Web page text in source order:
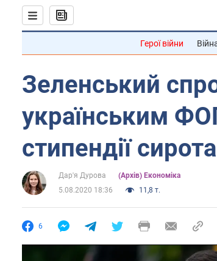
Герої війни
Зеленський
українським
стипендії
Дар'я Дурова
(Архів) Економіка
5.08.2020 18:36
11,8 т.
6